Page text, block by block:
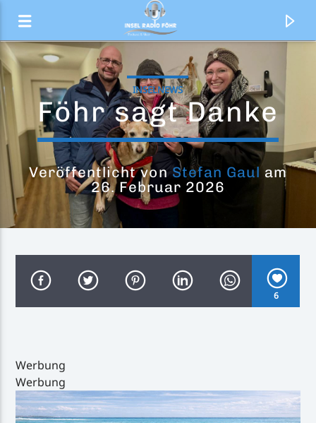
Under The Rhythm
Adam Lambert
Inselradio Föhr
INSELNEWS
Föhr sagt Danke
Veröffentlicht vonStefan Gaul am
26. Februar 2026
6
Werbung
Werbung